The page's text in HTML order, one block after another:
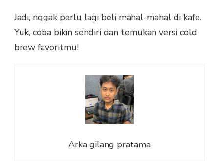
Jadi, nggak perlu lagi beli mahal-mahal di kafe.
Yuk, coba bikin sendiri dan temukan versi cold
brew favoritmu!
Arka gilang pratama